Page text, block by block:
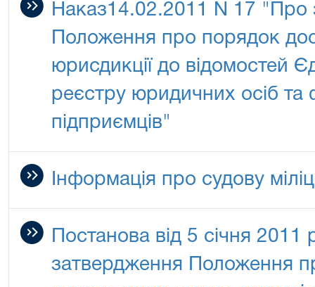
Наказ14.02.2011 N 17 "Про
Положення про порядок
юрисдикції до відомостей
реєстру юридичних осіб та
підприємців"
Інформація про судову
Постанова від 5 січня
затвердження Положення